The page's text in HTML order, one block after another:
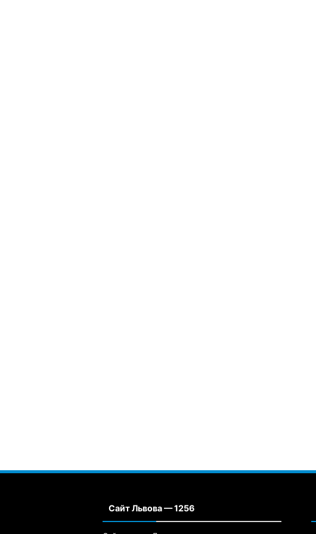
Сайт Львова — 1256